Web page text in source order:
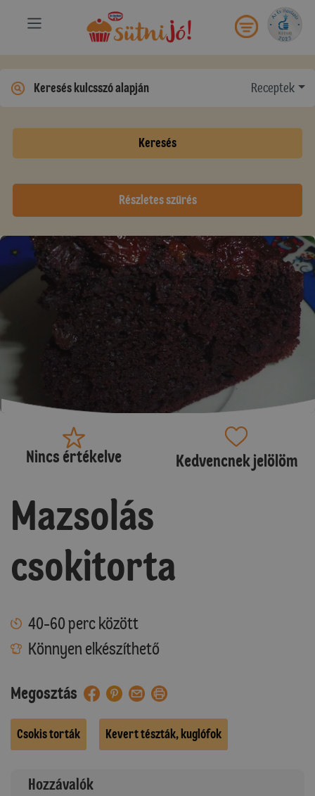
Receptek
Keresés
Részletes szűrés
Nincs értékelve Kedvencnek jelölöm
Mazsolás
csokitorta
40-60 perc között
Könnyen elkészíthető
Megosztás
Csokis torták Kevert tészták, kuglófok
Hozzávalók